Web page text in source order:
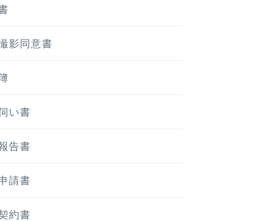
影同意書
い書
告書
請書
約書